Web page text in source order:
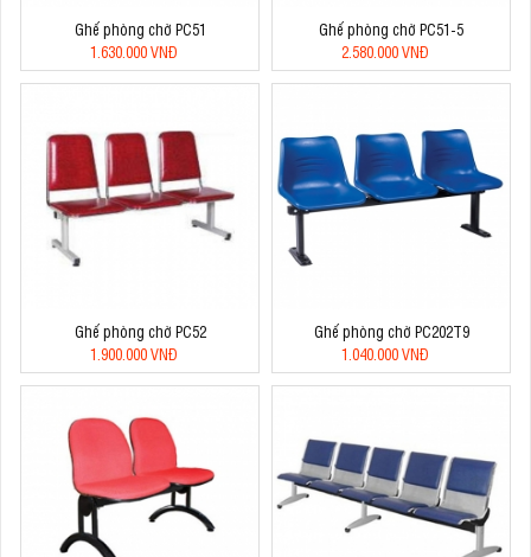
Ghế phòng chờ PC51
1.630.000 VNĐ
Ghế phòng chờ PC51-5
2.580.000 VNĐ
Ghế phòng chờ PC52
1.900.000 VNĐ
Ghế phòng chờ PC202T9
1.040.000 VNĐ